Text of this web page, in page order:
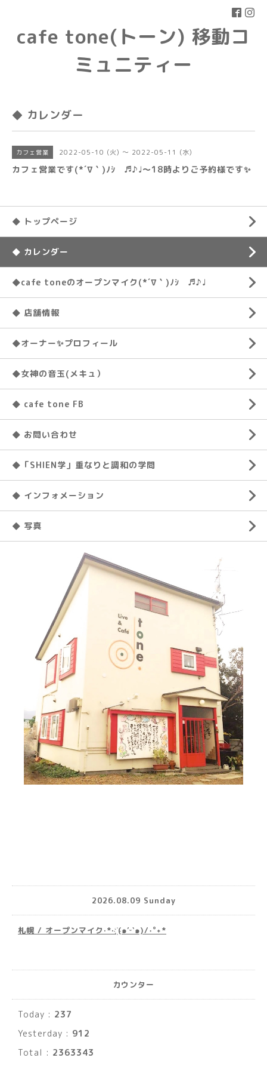
cafe tone(トーン) 移動コ
ミュニティー
◆ カレンダー
カフェ営業 2022-05-10 (火) ～ 2022-05-11 (水)
カフェ営業です(*´∇｀)ﾉｼ ♬♪♩〜18時よりご予約様です✨
◆ トップページ
◆ カレンダー
◆cafe toneのオープンマイク(*´∇｀)ﾉｼ ♬♪♩
◆ 店舗情報
◆オーナー✨プロフィール
◆女神の音玉(メキュ）
◆ cafe tone FB
◆ お問い合わせ
◆「SHIEN学」重なりと調和の学問
◆ インフォメーション
◆ 写真
2026.08.09 Sunday
札幌 / オープンマイク·*· ҉(๑′ᵕ‵๑)/‧˚︎˖*
カウンター
Today : 237
Yesterday : 912
Total : 2363343